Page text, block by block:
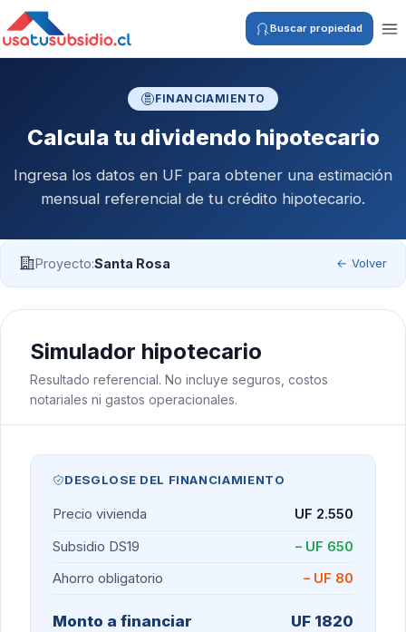
Buscar propiedad
FINANCIAMIENTO
Calcula tu dividendo hipotecario
Ingresa los datos en UF para obtener una estimación
mensual referencial de tu crédito hipotecario.
Proyecto:Santa Rosa ← Volver
Simulador hipotecario
Resultado referencial. No incluye seguros, costos
notariales ni gastos operacionales.
DESGLOSE DEL FINANCIAMIENTO
Precio vivienda
UF 2.550
Subsidio DS19
– UF 650
Ahorro obligatorio
– UF 80
Monto a financiar UF 1820